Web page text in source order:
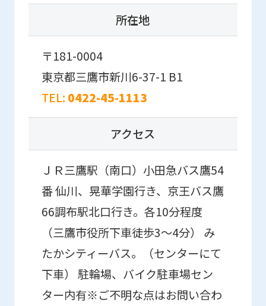
所在地
〒181-0004
東京都三鷹市新川6-37-1 B1
TEL: 0422-45-1113
アクセス
ＪＲ三鷹駅（南口）小田急バス鷹54
番 仙川、晃華学園行き、京王バス鷹
66調布駅北口行き。各10分程度
（三鷹市役所下車徒歩3〜4分） み
たかシティーバス。（センターにて
下車） 駐輪場、バイク駐車場セン
ター内有※ご不明な点はお問い合わ
foreigners
website
is
automatically
translated
into
English.
Click
the
link
below
(start